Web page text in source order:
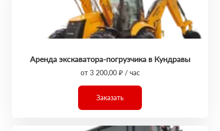
Аренда экскаватора-погрузчика в Кундравы
от 3 200,00 ₽ / час
Заказать